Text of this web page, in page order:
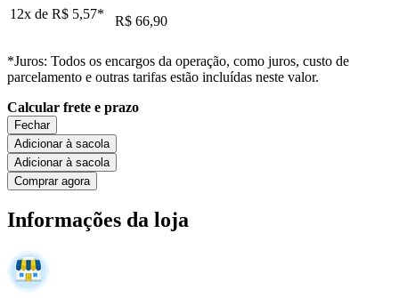
12x de R$ 5,57* R$ 66,90
*Juros: Todos os encargos da operação, como juros, custo de
parcelamento e outras tarifas estão incluídas neste valor.
Calcular frete e prazo
Fechar
Adicionar à sacola
Adicionar à sacola
Comprar agora
Informações da loja